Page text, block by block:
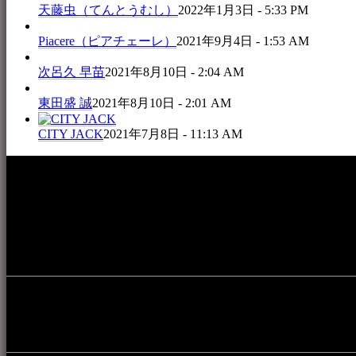
天藤虫（てんとうむし） 2022年1月3日 - 5:33 PM
Piacere（ピアチェーレ） 2021年9月4日 - 1:53 AM
次呂久 早苗2021年8月10日 - 2:04 AM
東田盛 誠2021年8月10日 - 2:01 AM
CITY JACK2021年7月8日 - 11:13 AM